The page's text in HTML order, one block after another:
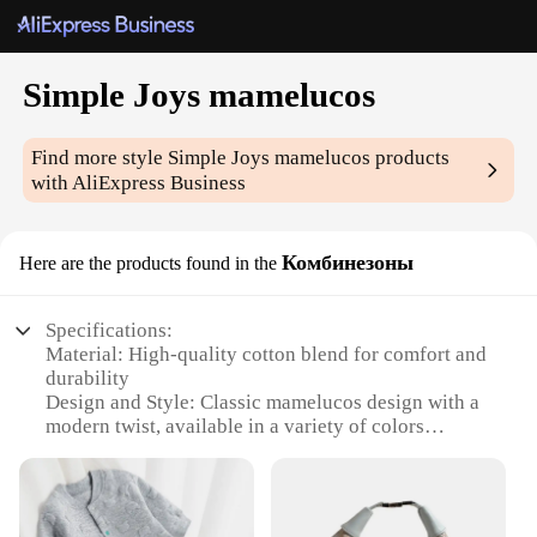
Simple Joys mamelucos
Find more style Simple Joys mamelucos products
with AliExpress Business
Here are the products found in the Комбинезоны
Specifications:
Material: High-quality cotton blend for comfort and
durability
Design and Style: Classic mamelucos design with a
modern twist, available in a variety of colors
are perfect for both comfort and style
Performance and Property: Breathable fabric
ensures comfort in various climates